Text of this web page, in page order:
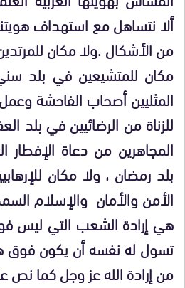
ألا نتساهل مع استهداف
من الأشكال .ولا مكان
مكان للمتشيعين في بلد
المثليين أصحاب الفاحشة
للزناة من الرضائيين في بلد
المجاهرين من دعاة
بلد رمضان ، ولا مكان
الأمن والأمان والإسلام
هي إرادة الشعب التي ليس
تسول له نفسه أن يكون فوق
من إرادة الله عز وجل كما نص